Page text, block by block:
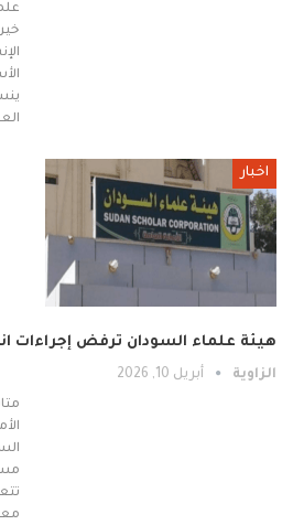
اخبار
هيئة علماء السودان ترفض إجراءات
الزاوية أبريل 10, 2026